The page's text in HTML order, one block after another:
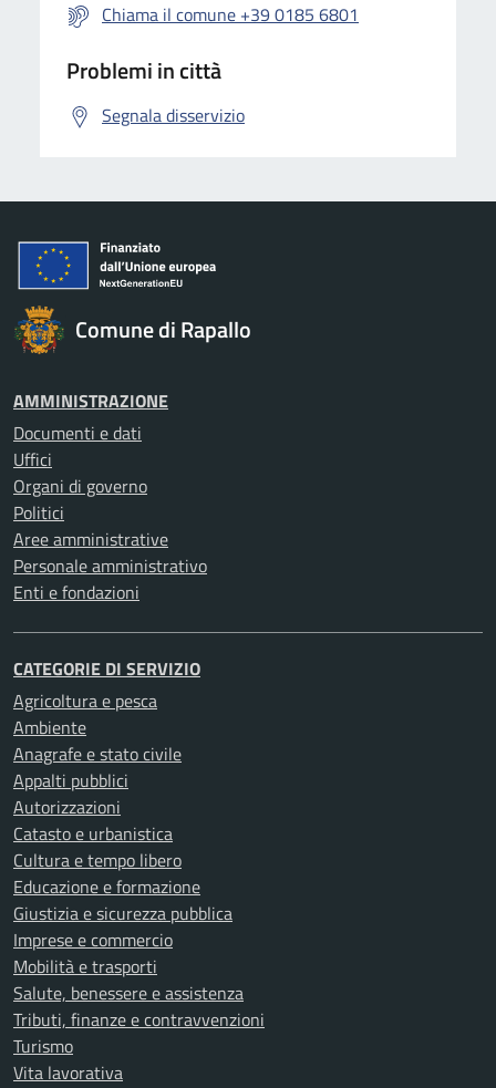
Chiama il comune +39 0185 6801
Problemi in città
Segnala disservizio
Comune di Rapallo
AMMINISTRAZIONE
Documenti e dati
Uffici
Organi di governo
Politici
Aree amministrative
Personale amministrativo
Enti e fondazioni
CATEGORIE DI SERVIZIO
Agricoltura e pesca
Ambiente
Anagrafe e stato civile
Appalti pubblici
Autorizzazioni
Catasto e urbanistica
Cultura e tempo libero
Educazione e formazione
Giustizia e sicurezza pubblica
Imprese e commercio
Mobilità e trasporti
Salute, benessere e assistenza
Tributi, finanze e contravvenzioni
Turismo
Vita lavorativa